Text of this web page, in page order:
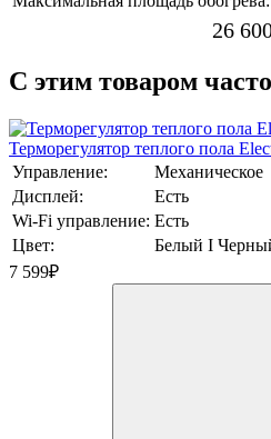
26
C этим товаром
Терморегулятор теплого пола
Управление:
Механическое
Дисплей:
Есть
Wi-Fi управление: Есть
Цвет:
Белый I
7 599₽